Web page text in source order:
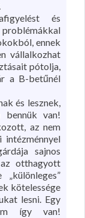
és
ennek
vállalkozhat
pótolja,
a B-betűnél
és lesznek,
van!
az nem
intézménnyel
sajnos
otthagyott
kötelessége
lesni. Egy
így van!